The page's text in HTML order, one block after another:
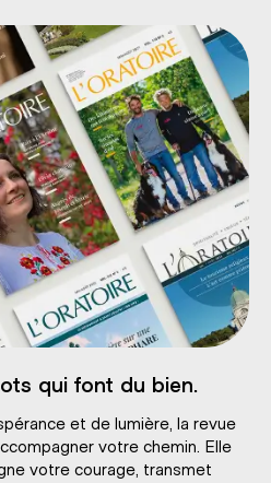
qui font du bien.
et de lumière, la revue
votre chemin. Elle
votre courage, transmet